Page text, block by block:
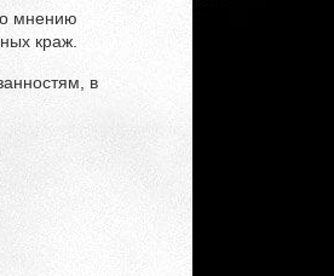
мнению
краж.
в